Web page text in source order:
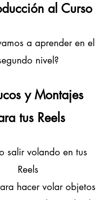
al Curso
a aprender en el
nivel?
y Montajes
tus Reels
salir volando en tus
Reels
hacer volar objetos